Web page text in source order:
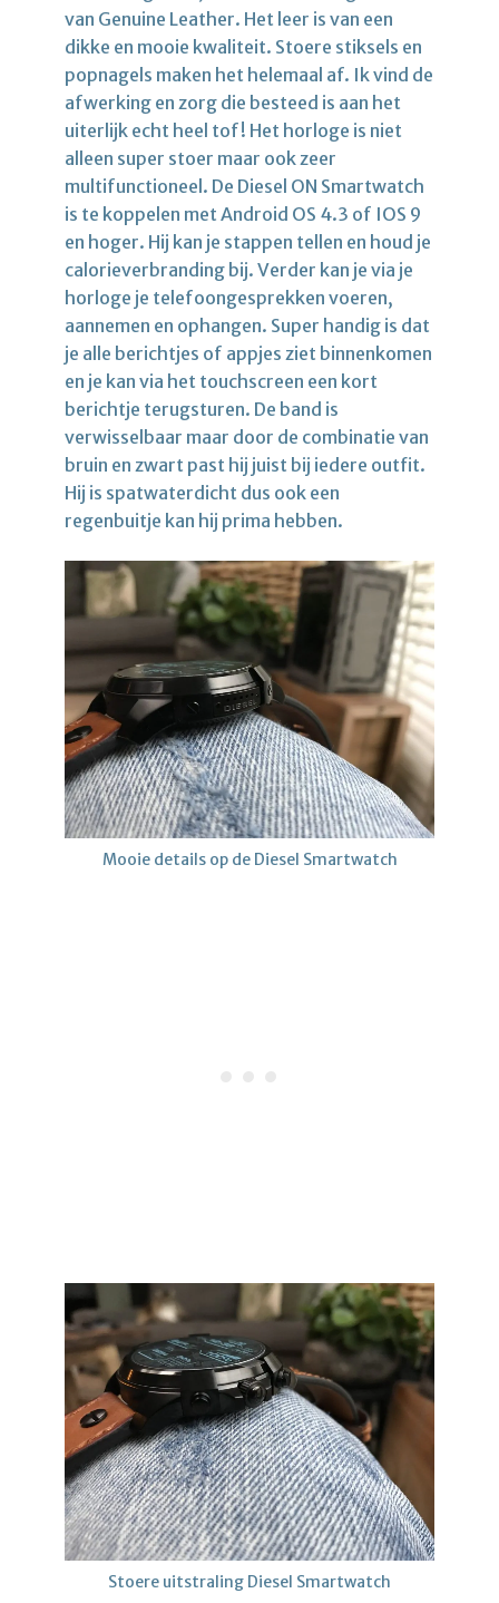
van Genuine Leather. Het leer is van een
dikke en mooie kwaliteit. Stoere stiksels en
popnagels maken het helemaal af. Ik vind de
afwerking en zorg die besteed is aan het
uiterlijk echt heel tof! Het horloge is niet
alleen super stoer maar ook zeer
multifunctioneel. De Diesel ON Smartwatch
is te koppelen met Android OS 4.3 of IOS 9
en hoger. Hij kan je stappen tellen en houd je
calorieverbranding bij. Verder kan je via je
horloge je telefoongesprekken voeren,
aannemen en ophangen. Super handig is dat
je alle berichtjes of appjes ziet binnenkomen
en je kan via het touchscreen een kort
berichtje terugsturen. De band is
verwisselbaar maar door de combinatie van
bruin en zwart past hij juist bij iedere outfit.
Hij is spatwaterdicht dus ook een
regenbuitje kan hij prima hebben.
Mooie details op de Diesel Smartwatch
Stoere uitstraling Diesel Smartwatch